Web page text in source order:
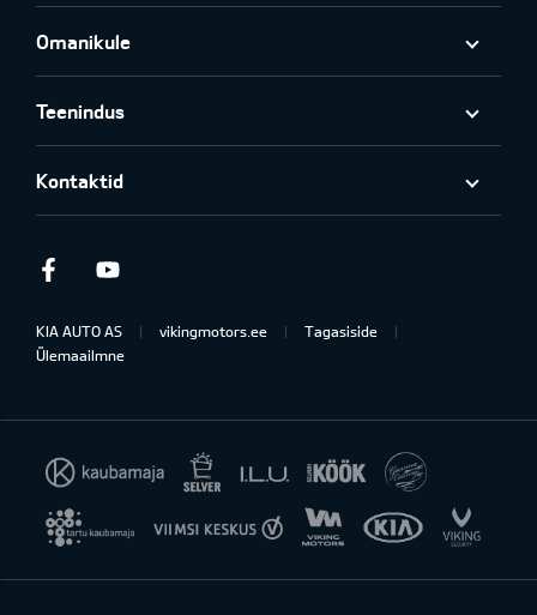
Omanikule
Teenindus
Kontaktid
Facebook
KIA AUTO AS vikingmotors.ee
Tagasiside
Ülemaailmne